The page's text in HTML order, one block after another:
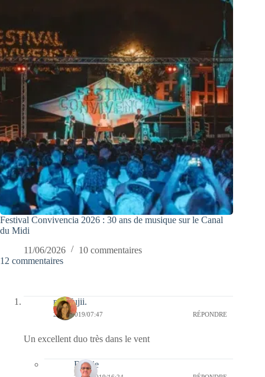
Festival Convivencia 2026 : 30 ans de musique sur le Canal
du Midi
11/06/2026
10 commentaires
12 commentaires
missfujii.
24/01/2019/07:47 RÉPONDRE
Un excellent duo très dans le vent
Bernie